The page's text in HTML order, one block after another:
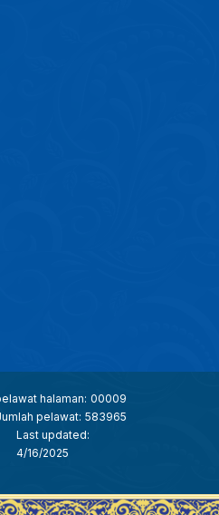
halaman: 00009
pelawat: 583965
Last updated:
4/16/2025